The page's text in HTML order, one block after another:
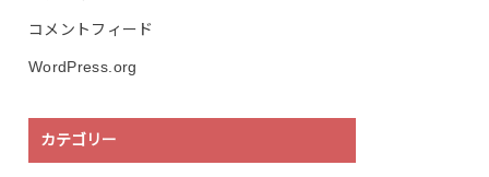
コメントフィード
WordPress.org
カテゴリー